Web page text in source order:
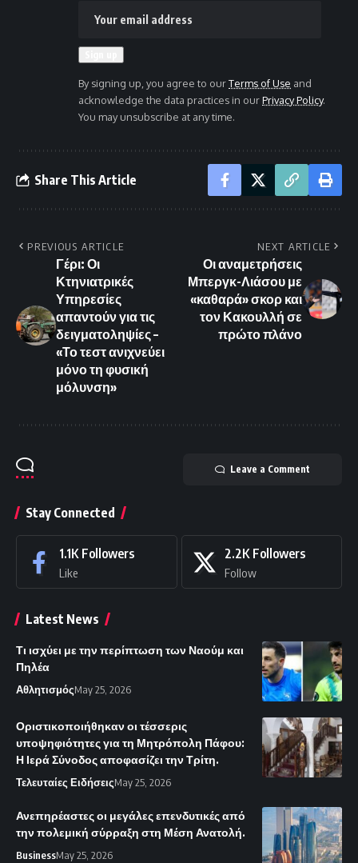
By signing up, you agree to ourTerms of Use and
acknowledge the data practices in ourPrivacy Policy.
You may unsubscribe at any time.
Share This Article
PREVIOUS ARTICLE
Γέρι: Οι
Κτηνιατρικές
Υπηρεσίες
απαντούν για τις
δειγματοληψίες –
«Το τεστ ανιχνεύει
μόνο τη φυσική
μόλυνση»
NEXT ARTICLE
Οι αναμετρήσεις
Μπεργκ-Λιάσου με
«καθαρά» σκορ και
τον Κακουλλή σε
πρώτο πλάνο
Leave a Comment
Stay Connected
1.1K Followers
Like
2.2K Followers
Follow
Latest News
Τι ισχύει με την περίπτωση των Ναούμ και
Πηλέα
ΑθλητισμόςMay 25, 2026
Οριστικοποιήθηκαν οι τέσσερις
υποψηφιότητες για τη Μητρόπολη Πάφου:
Η Ιερά Σύνοδος αποφασίζει την Τρίτη.
Τελευταίες ΕιδήσειςMay 25, 2026
Ανεπηρέαστες οι μεγάλες επενδυτικές από
την πολεμική σύρραξη στη Μέση Ανατολή.
BusinessMay 25, 2026